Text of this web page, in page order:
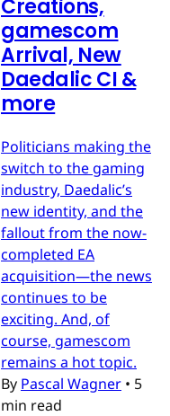
Creations,
gamescom
Arrival, New
Daedalic CI &
more
Politicians making the
switch to the gaming
industry, Daedalic’s
new identity, and the
fallout from the now-
completed EA
acquisition—the news
continues to be
exciting. And, of
course, gamescom
remains a hot topic.
By Pascal Wagner • 5
min read